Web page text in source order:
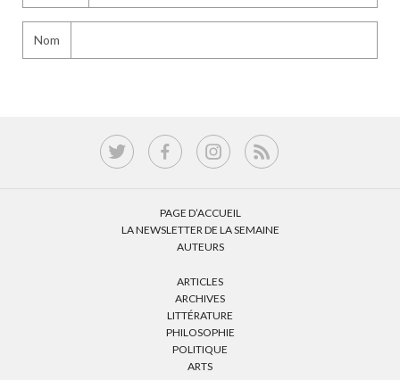
Nom
PAGE D’ACCUEIL
LA NEWSLETTER DE LA SEMAINE
AUTEURS
ARTICLES
ARCHIVES
LITTÉRATURE
PHILOSOPHIE
POLITIQUE
ARTS